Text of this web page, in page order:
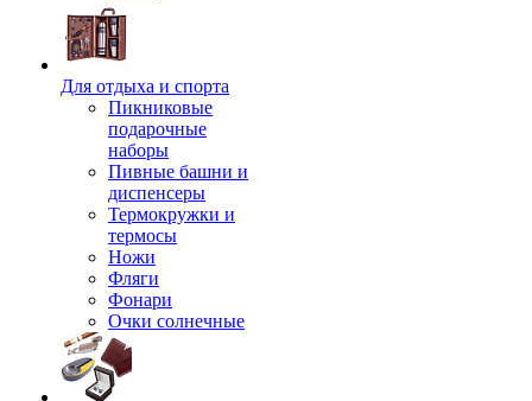
Для отдыха и спорта
Пикниковые
подарочные
наборы
Пивные башни и
диспенсеры
Термокружки и
термосы
Ножи
Фляги
Фонари
Очки солнечные